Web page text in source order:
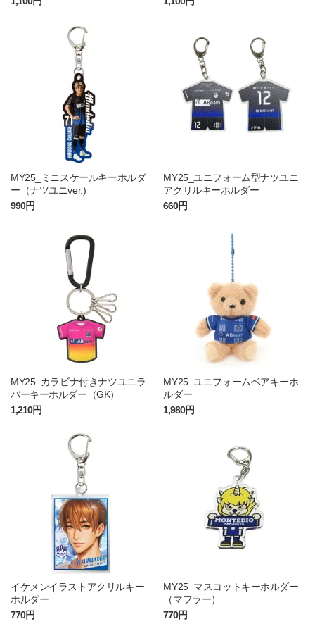
MY25_ミニスケールキーホルダ
ー（ナツユニver.)
990円
MY25_ユニフォーム型ナツユニ
アクリルキーホルダー
660円
MY25_カラビナ付きナツユニラ
バーキーホルダー（GK）
1,210円
MY25_ユニフォームベアキーホ
ルダー
1,980円
イケメンイラストアクリルキー
ホルダー
770円
MY25_マスコットキーホルダー
（マフラー）
770円